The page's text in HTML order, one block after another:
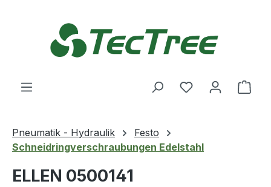
Du hast 0
Pneumatik - Hydraulik
Festo
Schneidringverschraubungen Edelstahl
ELLEN 0500141